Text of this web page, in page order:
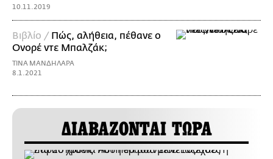
10.11.2019
Βιβλίο / Πώς, αλήθεια, πέθανε ο
Ονορέ ντε Μπαλζάκ;
ΤΙΝΑ ΜΑΝΔΗΛΑΡΑ
8.1.2021
ΔΙΑΒΑΖΟΝΤΑΙ ΤΩΡΑ